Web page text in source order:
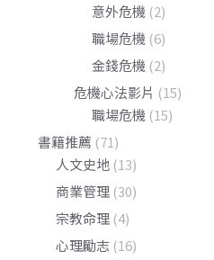
意外危機 (2)
職場危機 (6)
金錢危機 (2)
危機心法影片 (15)
職場危機 (15)
書籍推薦 (71)
人文史地 (13)
商業管理 (30)
宗教命理 (4)
心理勵志 (16)